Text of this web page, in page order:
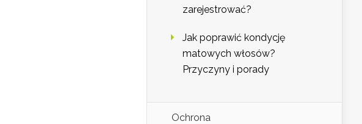
zarejestrować?
Jak poprawić kondycję
matowych włosów?
Przyczyny i porady
Ochrona